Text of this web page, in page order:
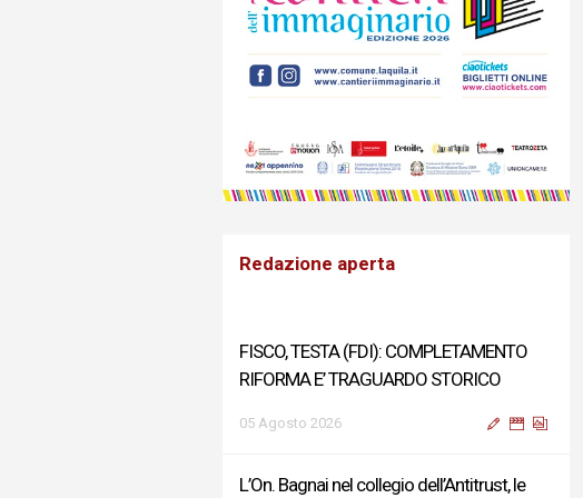
Redazione aperta
FISCO, TESTA (FDI): COMPLETAMENTO
RIFORMA E’ TRAGUARDO STORICO
05 Agosto 2026
L’On. Bagnai nel collegio dell’Antitrust, le